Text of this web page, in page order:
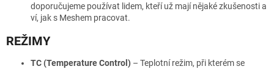
doporučujeme používat lidem, kteří už mají nějaké zkušenosti a
ví, jak s Meshem pracovat.
REŽIMY
TC (Temperature Control) – Teplotní režim, při kterém se